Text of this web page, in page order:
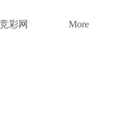
彩网 More